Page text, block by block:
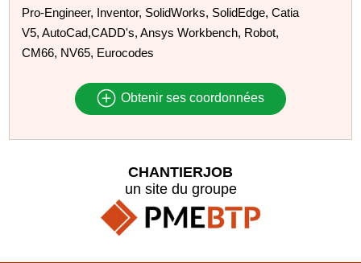
Pro-Engineer, Inventor, SolidWorks, SolidEdge, Catia
V5, AutoCad,CADD's, Ansys Workbench, Robot,
CM66, NV65, Eurocodes
Obtenir ses coordonnées
CHANTIERJOB
un site du groupe